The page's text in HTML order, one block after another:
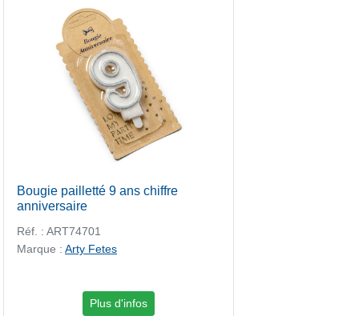
Bougie pailletté 9 ans chiffre
anniversaire
Réf. : ART74701
Marque : Arty Fetes
Plus d'infos